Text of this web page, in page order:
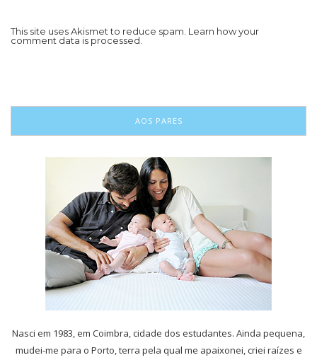
This site uses Akismet to reduce spam. Learn how your
comment data is processed.
AOS PARES
Nasci em 1983, em Coimbra, cidade dos estudantes. Ainda pequena,
mudei-me para o Porto, terra pela qual me apaixonei, criei raízes e